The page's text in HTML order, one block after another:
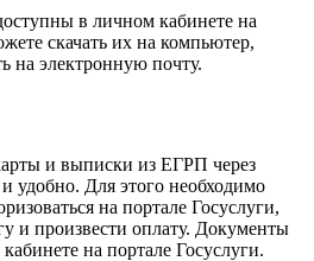
в личном кабинете на
скачать их на компьютер,
на электронную почту.
и выписки из ЕГРП через
удобно. Для этого необходимо
на портале Госуслуги,
и произвести оплату. Документы
на портале Госуслуги.